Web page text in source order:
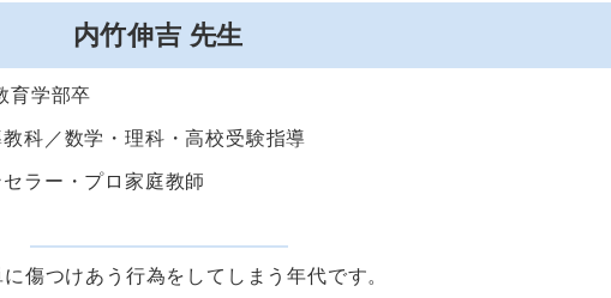
内竹伸吉 先生
育学部卒
科／数学・理科・高校受験指導
ラー・プロ家庭教師
傷つけあう行為をしてしまう年代です。